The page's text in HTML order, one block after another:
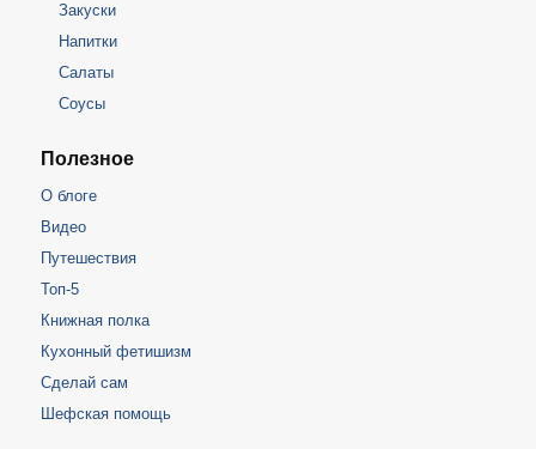
Закуски
Напитки
Салаты
Соусы
Полезное
О блоге
Видео
Путешествия
Топ-5
Книжная полка
Кухонный фетишизм
Сделай сам
Шефская помощь